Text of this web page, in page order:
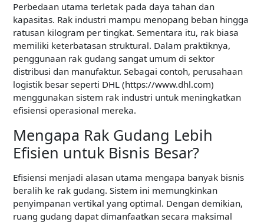
Perbedaan utama terletak pada daya tahan dan
kapasitas. Rak industri mampu menopang beban hingga
ratusan kilogram per tingkat. Sementara itu, rak biasa
memiliki keterbatasan struktural. Dalam praktiknya,
penggunaan rak gudang sangat umum di sektor
distribusi dan manufaktur. Sebagai contoh, perusahaan
logistik besar seperti DHL (https://www.dhl.com)
menggunakan sistem rak industri untuk meningkatkan
efisiensi operasional mereka.
Mengapa Rak Gudang Lebih
Efisien untuk Bisnis Besar?
Efisiensi menjadi alasan utama mengapa banyak bisnis
beralih ke rak gudang. Sistem ini memungkinkan
penyimpanan vertikal yang optimal. Dengan demikian,
ruang gudang dapat dimanfaatkan secara maksimal